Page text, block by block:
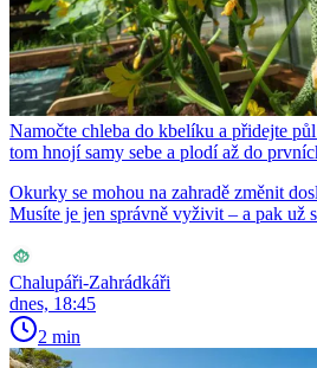
Namočte chleba do kbelíku a přidejte
tom hnojí samy sebe a plodí až do
Okurky se mohou na zahradě změnit
Musíte je jen správně vyživit – a pak už
Chalupáři-Zahrádkáři
dnes, 18:45
2 min